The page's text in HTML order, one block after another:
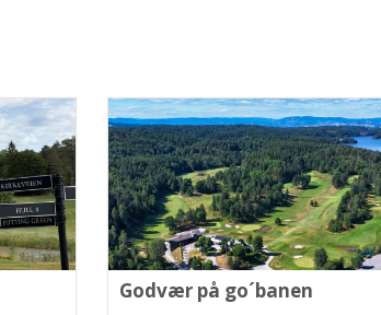
Godvær på go´banen